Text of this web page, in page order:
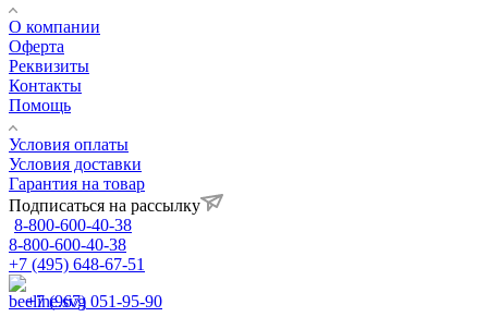
О компании
Оферта
Реквизиты
Контакты
Помощь
Условия оплаты
Условия доставки
Гарантия на товар
Подписаться на рассылку
8-800-600-40-38
8-800-600-40-38
+7 (495) 648-67-51
+7 (967) 051-95-90